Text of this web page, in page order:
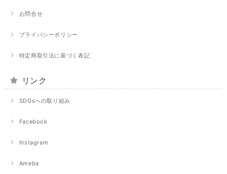
お問合せ
プライバシーポリシー
特定商取引法に基づく表記
リンク
SDGsへの取り組み
Facebook
Instagram
Ameba